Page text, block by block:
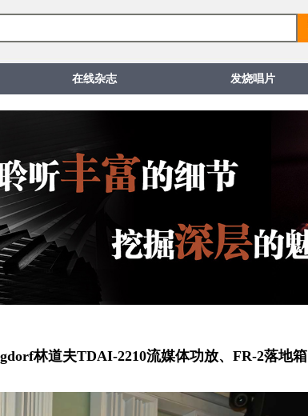
在线杂志 发烧唱片
林道夫TDAI-2210流媒体功放、FR-2落地箱